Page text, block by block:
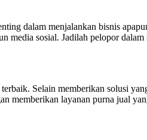
dalam menjalankan bisnis
media sosial. Jadilah pelopor
Selain memberikan solusi
memberikan layanan purna jual